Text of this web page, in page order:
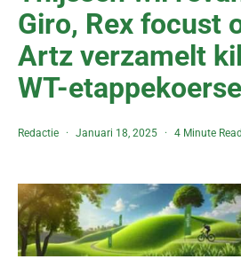
Giro, Rex focust
Artz verzamelt
WT-
Redactie Januari 18, 2025 4 Minute Read